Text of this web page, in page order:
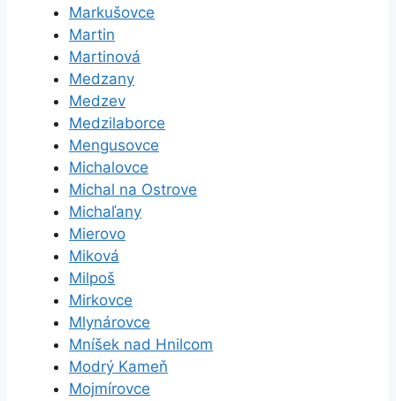
Markušovce
Martin
Martinová
Medzany
Medzev
Medzilaborce
Mengusovce
Michalovce
Michal na Ostrove
Michaľany
Mierovo
Miková
Milpoš
Mirkovce
Mlynárovce
Mníšek nad Hnilcom
Modrý Kameň
Mojmírovce